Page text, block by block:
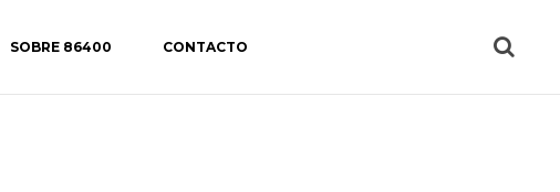
SOBRE 86400 CONTACTO